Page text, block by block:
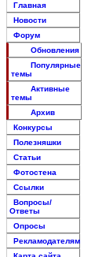
Главная
Новости
Форум
Обновления
Популярные
темы
Активные
темы
Архив
Конкурсы
Полезняшки
Статьи
Фотостена
Ссылки
Вопросы/
Ответы
Опросы
Рекламодателям